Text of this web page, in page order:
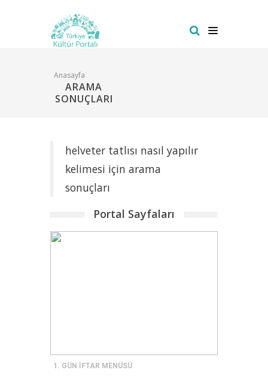
Anasayfa
ARAMA
SONUÇLARI
helveter tatlısı nasıl yapılır
kelimesi için arama
sonuçları
Portal Sayfaları
1. GÜN İFTAR MENÜSÜ